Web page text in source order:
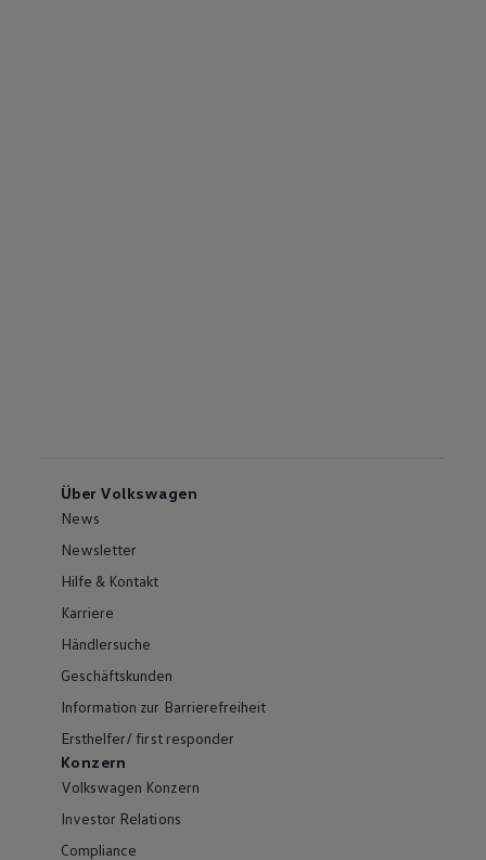
Über Volkswagen
News
Newsletter
Hilfe & Kontakt
Karriere
Händlersuche
Geschäftskunden
Information zur Barrierefreiheit
Ersthelfer/ first responder
Konzern
Volkswagen Konzern
Investor Relations
Compliance